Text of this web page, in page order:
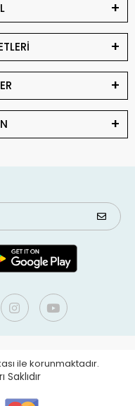
ile korunmaktadır.
Saklıdır